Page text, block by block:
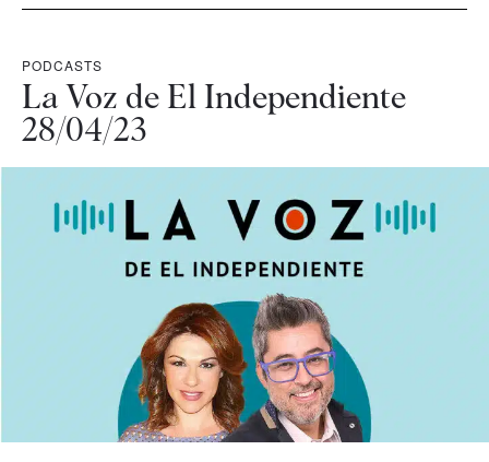
PODCASTS
La Voz de El Independiente
28/04/23